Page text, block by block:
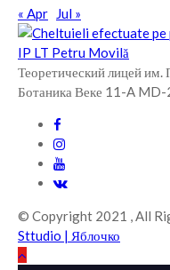
« Apr
Jul »
Теоретический лицей
Ботаника Веке 11-A
© Copyright 2021 , All
Sttudio | Яблочко